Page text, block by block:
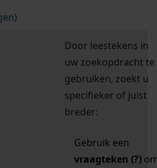
Door leestekens in
uw zoekopdracht te
gebruiken, zoekt u
specifieker of juist
breder:
Gebruik een
vraagteken (?)